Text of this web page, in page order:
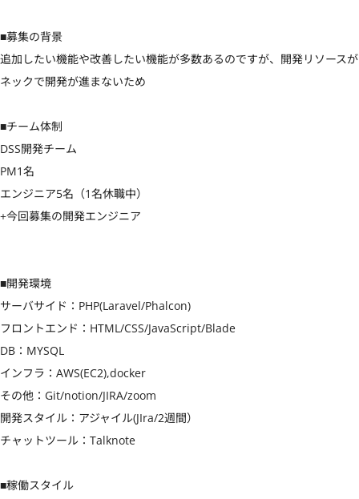
■募集の背景
追加したい機能や改善したい機能が多数あるのですが、開発リソースが
ネックで開発が進まないため
■チーム体制
DSS開発チーム
PM1名
エンジニア5名（1名休職中）
+今回募集の開発エンジニア
■開発環境
サーバサイド：PHP(Laravel/Phalcon)
フロントエンド：HTML/CSS/JavaScript/Blade
DB：MYSQL
インフラ：AWS(EC2),docker
その他：Git/notion/JIRA/zoom
開発スタイル：アジャイル(JIra/2週間）
チャットツール：Talknote
■稼働スタイル